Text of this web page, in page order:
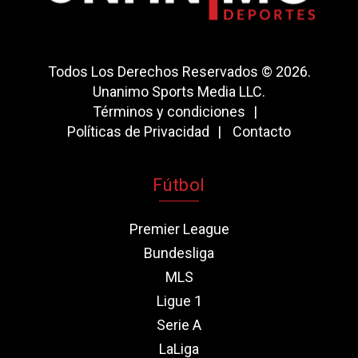
Todos Los Derechos Reservados © 2026.
Unanimo Sports Media LLC.
Términos y condiciones
Políticas de Privacidad
Contacto
Fútbol
Premier League
Bundesliga
MLS
Ligue 1
Serie A
LaLiga